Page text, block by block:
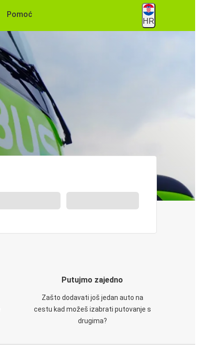
Pomoć
HR
Putujmo zajedno
Zašto dodavati još jedan auto na
cestu kad možeš izabrati putovanje s
drugima?